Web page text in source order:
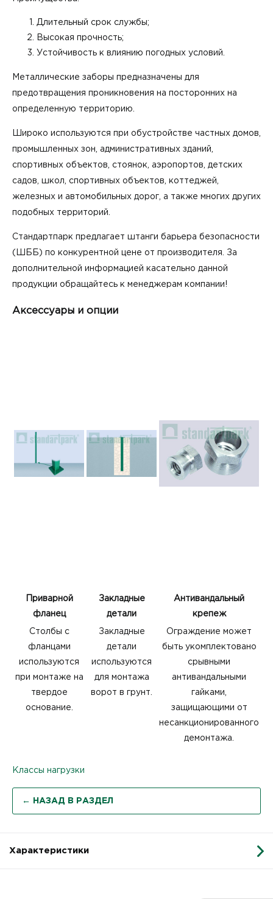
Длительный срок службы;
Высокая прочность;
Устойчивость к влиянию погодных условий.
Металлические заборы предназначены для
предотвращения проникновения на посторонних на
определенную территорию.
Широко используются при обустройстве частных домов,
промышленных зон, административных зданий,
спортивных объектов, стоянок, аэропортов, детских
садов, школ, спортивных объектов, коттеджей,
железных и автомобильных дорог, а также многих других
подобных территорий.
Стандартпарк предлагает штанги барьера безопасности
(ШББ) по конкурентной цене от производителя. За
дополнительной информацией касательно данной
продукции обращайтесь к менеджерам компании!
Аксессуары и опции
Приварной
фланец
Закладные
детали
Антивандальный
крепеж
Столбы с
фланцами
используются
при монтаже на
твердое
основание.
Закладные
детали
используются
для монтажа
ворот в грунт.
Ограждение может
быть укомплектовано
срывными
антивандальными
гайками,
защищающими от
несанкционированного
демонтажа.
Классы нагрузки
← НАЗАД В РАЗДЕЛ
Характеристики